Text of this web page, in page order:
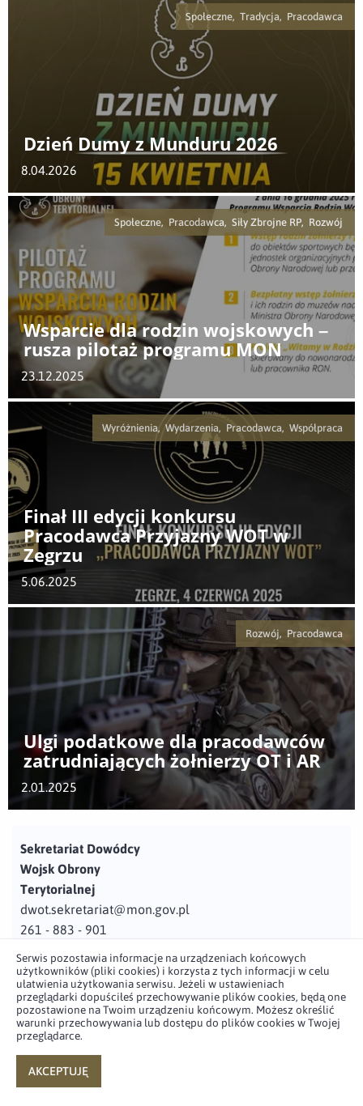
Społeczne, Tradycja, Pracodawca
Dzień Dumy z Munduru 2026
8.04.2026
Społeczne, Pracodawca, Siły Zbrojne RP, Rozwój
Wsparcie dla rodzin wojskowych –
rusza pilotaż programu MON
23.12.2025
Wyróżnienia, Wydarzenia, Pracodawca, Współpraca
Finał III edycji konkursu
Pracodawca Przyjazny WOT w
Zegrzu
5.06.2025
Rozwój, Pracodawca
Ulgi podatkowe dla pracodawców
zatrudniających żołnierzy OT i AR
2.01.2025
Sekretariat Dowódcy
Wojsk Obrony
Terytorialnej
dwot.sekretariat@mon.gov.pl
261 - 883 - 901
Adres
ul. Juzistek 2
05-131 Zegrze
Profil użytkownika w serwisie
Profil użytkownika w serwisie
Serwis pozostawia informacje na urządzeniach końcowych
użytkowników (pliki cookies) i korzysta z tych informacji w celu
ułatwienia użytkowania serwisu. Jeżeli w ustawieniach
przeglądarki dopuściłeś przechowywanie plików cookies, będą one
pozostawione na Twoim urządzeniu końcowym. Możesz określić
warunki przechowywania lub dostępu do plików cookies w Twojej
przeglądarce.
AKCEPTUJĘ